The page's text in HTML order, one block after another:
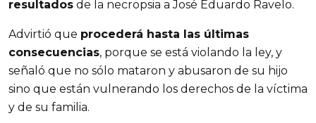
resultados de la necropsia a José Eduardo Ravelo.
Advirtió que procederá hasta las últimas
consecuencias, porque se está violando la ley, y
señaló que no sólo mataron y abusaron de su hijo
sino que están vulnerando los derechos de la víctima
y de su familia.